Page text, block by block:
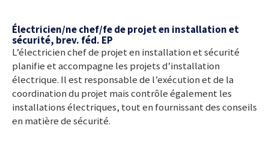
Électricien/ne chef/fe de projet en installation et
sécurité, brev. féd. EP
L’électricien chef de projet en installation et sécurité
planifie et accompagne les projets d’installation
électrique. Il est responsable de l’exécution et de la
coordination du projet mais contrôle également les
installations électriques, tout en fournissant des conseils
en matière de sécurité.